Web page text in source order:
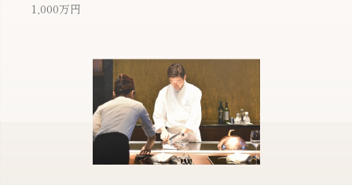
1,000万円